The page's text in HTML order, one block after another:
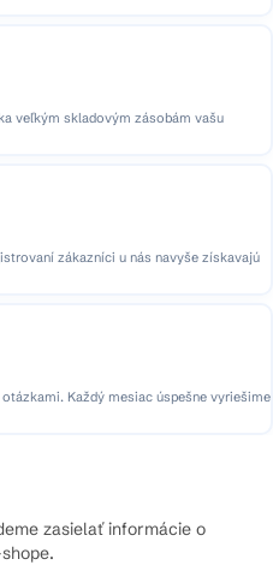
veľkým skladovým zásobám vašu
zákazníci u nás navyše získavajú
Každý mesiac úspešne vyriešime
zasielať informácie o